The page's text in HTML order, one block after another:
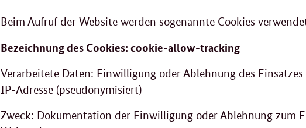
Beim Aufruf der Website werden sogenannte Cookies
Bezeichnung des Cookies: cookie-allow-tracking
Verarbeitete Daten: Einwilligung oder Ablehnung des
IP-Adresse (pseudonymisiert)
Zweck: Dokumentation der Einwilligung oder Ablehnung zum